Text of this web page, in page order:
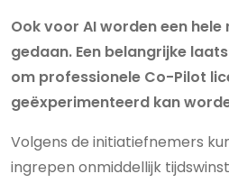
Ook voor AI worden een
gedaan. Een belangrijke
om professionele Co-Pilot
geëxperimenteerd kan
Volgens de initiatiefnemers
ingrepen onmiddellijk